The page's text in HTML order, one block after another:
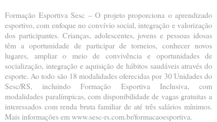
Formação Esportiva Sesc – O projeto proporciona o aprendizado
esportivo, com enfoque no convívio social, integração e valorização
dos participantes. Crianças, adolescentes, jovens e pessoas idosas
têm a oportunidade de participar de torneios, conhecer novos
lugares, ampliar o meio de convivência e oportunidades de
socialização, integração e aquisição de hábitos saudáveis através do
esporte. Ao todo são 18 modalidades oferecidas por 30 Unidades do
Sesc/RS, incluindo Formação Esportiva Inclusiva, com
modalidades paralímpicas, com disponibilidade de vagas gratuitas a
interessados com renda bruta familiar de até três salários mínimos.
Mais informações em www.sesc-rs.com.br/formacaoesportiva.